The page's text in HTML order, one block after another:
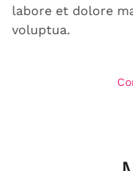
labore et dolore
voluptua.